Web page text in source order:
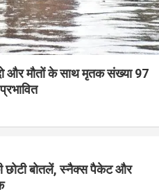
और मौतों के साथ मृतक संख्या 97
छोटी बोतलें, स्नैक्स पैकेट और